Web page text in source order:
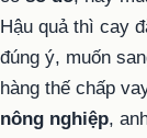
Hậu quả thì cay
đúng ý, muốn
hàng thế chấp
nông nghiệp,